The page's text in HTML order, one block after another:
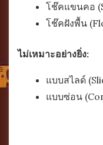
โช๊คแขนคอ
โช๊คฝังพื้น
ไม่เหมาะอย่างยิ่ง:
แบบสไลด์
แบบซ่อน